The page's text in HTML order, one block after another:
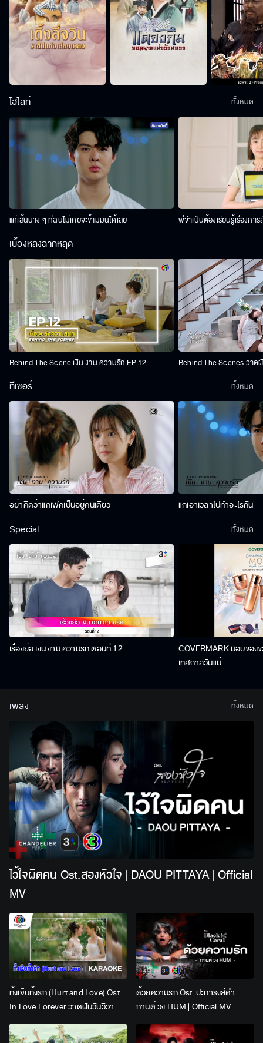
ไฮไลท์
แค่เส้นบาง ๆ ที่ฉันไม่เคยจะข้ามมันได้เลย พี่จำเป็นต้องเรียนรู้เรื่องการ
ทั้งหมด
เบื้องหลังฉากหลุด
Behind The Scene เงิน งาน ความรัก EP.12 Behind The Scenes วาด
ทีเซอร์
อย่าคิดว่าแกเฟคเป็นอยู่คนเดียว แกเอาเวลาไปทำอะไรกัน
ทั้งหมด
Special
เรื่องย่อ เงิน งาน ความรัก ตอนที่ 12
COVERMARK มอบขอ
เทศกาลวันแม่
ทั้งหมด
เพลง
ไว้ใจผิดคน Ost.สองหัวใจ | DAOU PITTAYA | Official
MV
ทั้งเจ็บทั้งรัก (Hurt and Love) Ost.
In Love Forever วาดฝันวันวิวาห์ |
Lingling Kwong x Orm
Kornnaphat | Official Karaoke
ด้วยความรัก Ost. ปะการังสีดำ |
กานต์ วง HUM | Official MV
ทั้งหมด